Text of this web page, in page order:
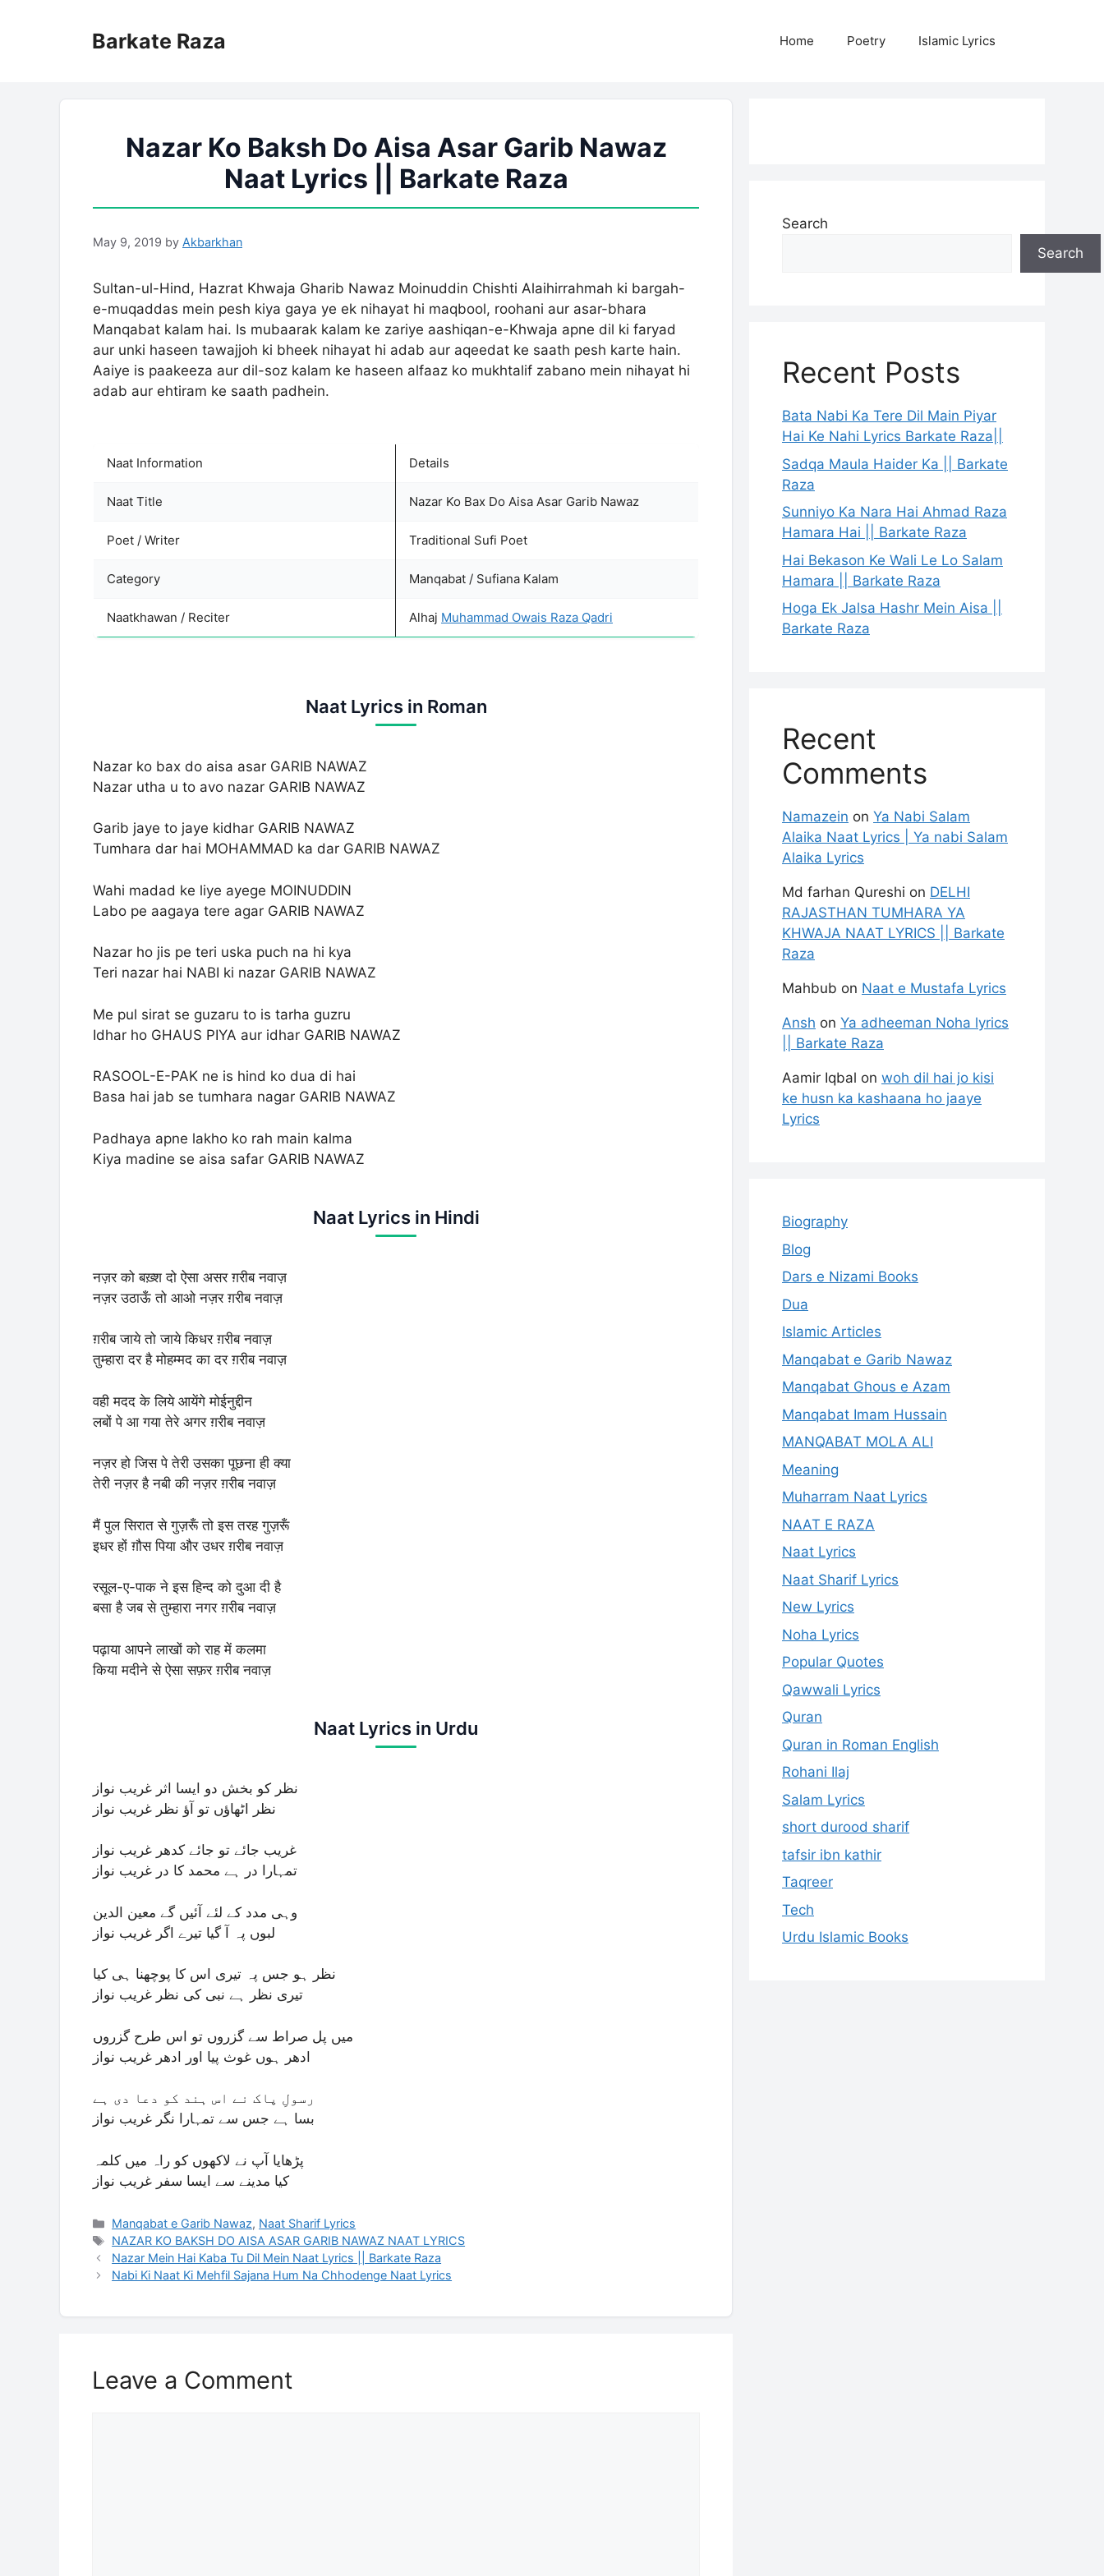
Barkate Raza Home Poetry Islamic Lyrics
Nazar Ko Baksh Do Aisa Asar Garib Nawaz
Naat Lyrics || Barkate Raza
May 9, 2019 by Akbarkhan
Sultan-ul-Hind, Hazrat Khwaja Gharib Nawaz Moinuddin Chishti Alaihirrahmah ki bargah-
e-muqaddas mein pesh kiya gaya ye ek nihayat hi maqbool, roohani aur asar-bhara
Manqabat kalam hai. Is mubaarak kalam ke zariye aashiqan-e-Khwaja apne dil ki faryad
aur unki haseen tawajjoh ki bheek nihayat hi adab aur aqeedat ke saath pesh karte hain.
Aaiye is paakeeza aur dil-soz kalam ke haseen alfaaz ko mukhtalif zabano mein nihayat hi
adab aur ehtiram ke saath padhein.
Naat Information Details
Naat Title Nazar Ko Bax Do Aisa Asar Garib Nawaz
Poet / Writer Traditional Sufi Poet
Category Manqabat / Sufiana Kalam
Naatkhawan / Reciter Alhaj Muhammad Owais Raza Qadri
Naat Lyrics in Roman
Nazar ko bax do aisa asar GARIB NAWAZ
Nazar utha u to avo nazar GARIB NAWAZ
Garib jaye to jaye kidhar GARIB NAWAZ
Tumhara dar hai MOHAMMAD ka dar GARIB NAWAZ
Wahi madad ke liye ayege MOINUDDIN
Labo pe aagaya tere agar GARIB NAWAZ
Nazar ho jis pe teri uska puch na hi kya
Teri nazar hai NABI ki nazar GARIB NAWAZ
Me pul sirat se guzaru to is tarha guzru
Idhar ho GHAUS PIYA aur idhar GARIB NAWAZ
RASOOL-E-PAK ne is hind ko dua di hai
Basa hai jab se tumhara nagar GARIB NAWAZ
Padhaya apne lakho ko rah main kalma
Kiya madine se aisa safar GARIB NAWAZ
Naat Lyrics in Hindi
नज़र को बख़्श दो ऐसा असर ग़रीब नवाज़
नज़र उठाऊँ तो आओ नज़र ग़रीब नवाज़
ग़रीब जाये तो जाये किधर ग़रीब नवाज़
तुम्हारा दर है मोहम्मद का दर ग़रीब नवाज़
वही मदद के लिये आयेंगे मोईनुद्दीन
लबों पे आ गया तेरे अगर ग़रीब नवाज़
नज़र हो जिस पे तेरी उसका पूछना ही क्या
तेरी नज़र है नबी की नज़र ग़रीब नवाज़
मैं पुल सिरात से गुज़रूँ तो इस तरह गुज़रूँ
इधर हों ग़ौस पिया और उधर ग़रीब नवाज़
रसूल-ए-पाक ने इस हिन्द को दुआ दी है
बसा है जब से तुम्हारा नगर ग़रीब नवाज़
पढ़ाया आपने लाखों को राह में कलमा
किया मदीने से ऐसा सफ़र ग़रीब नवाज़
Naat Lyrics in Urdu
نظر کو بخش دو ایسا اثر غریب نواز
نظر اٹھاؤں تو آؤ نظر غریب نواز
غریب جائے تو جائے کدھر غریب نواز
تمہارا در ہے محمد کا در غریب نواز
وہی مدد کے لئے آئیں گے معین الدین
لبوں پہ آ گیا تیرے اگر غریب نواز
نظر ہو جس پہ تیری اس کا پوچھنا ہی کیا
تیری نظر ہے نبی کی نظر غریب نواز
میں پل صراط سے گزروں تو اس طرح گزروں
ادھر ہوں غوث پیا اور ادھر غریب نواز
رسولِ پاک نے اس ہند کو دعا دی ہے
بسا ہے جس سے تمہارا نگر غریب نواز
پڑھایا آپ نے لاکھوں کو راہ میں کلمہ
کیا مدینے سے ایسا سفر غریب نواز
Categories
Manqabat e Garib Nawaz, Naat Sharif Lyrics
Tags
NAZAR KO BAKSH DO AISA ASAR GARIB NAWAZ NAAT LYRICS
Nazar Mein Hai Kaba Tu Dil Mein Naat Lyrics || Barkate Raza
Nabi Ki Naat Ki Mehfil Sajana Hum Na Chhodenge Naat Lyrics
Leave a Comment
Search
Search
Recent Posts
Bata Nabi Ka Tere Dil Main Piyar
Hai Ke Nahi Lyrics Barkate Raza||
Sadqa Maula Haider Ka || Barkate
Raza
Sunniyo Ka Nara Hai Ahmad Raza
Hamara Hai || Barkate Raza
Hai Bekason Ke Wali Le Lo Salam
Hamara || Barkate Raza
Hoga Ek Jalsa Hashr Mein Aisa ||
Barkate Raza
Recent
Comments
Namazein on Ya Nabi Salam
Alaika Naat Lyrics | Ya nabi Salam
Alaika Lyrics
Md farhan Qureshi on DELHI
RAJASTHAN TUMHARA YA
KHWAJA NAAT LYRICS || Barkate
Raza
Mahbub on Naat e Mustafa Lyrics
Ansh on Ya adheeman Noha lyrics
|| Barkate Raza
Aamir Iqbal on woh dil hai jo kisi
ke husn ka kashaana ho jaaye
Lyrics
Biography
Blog
Dars e Nizami Books
Dua
Islamic Articles
Manqabat e Garib Nawaz
Manqabat Ghous e Azam
Manqabat Imam Hussain
MANQABAT MOLA ALI
Meaning
Muharram Naat Lyrics
NAAT E RAZA
Naat Lyrics
Naat Sharif Lyrics
New Lyrics
Noha Lyrics
Popular Quotes
Qawwali Lyrics
Quran
Quran in Roman English
Rohani Ilaj
Salam Lyrics
short durood sharif
tafsir ibn kathir
Taqreer
Tech
Urdu Islamic Books